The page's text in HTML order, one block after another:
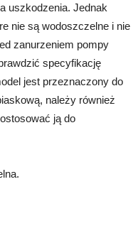
uszkodzenia. Jednak
nie są wodoszczelne i nie
zanurzeniem pompy
specyfikację
jest przeznaczony do
należy również
ją do